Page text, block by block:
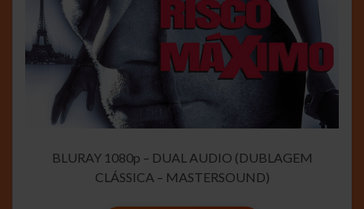
BLURAY 1080p – DUAL AUDIO (DUBLAGEM
CLÁSSICA – MASTERSOUND)